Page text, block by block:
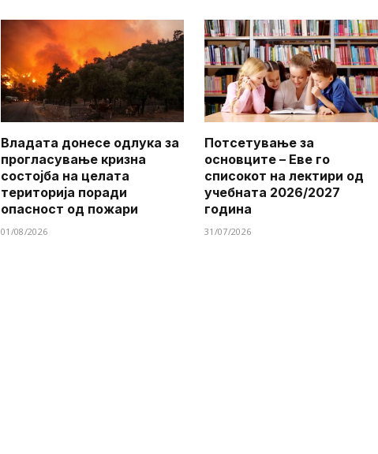
Владата донесе одлука за
прогласување кризна
состојба на целата
територија поради
опасност од пожари
01/08/2026
Потсетување за
основците – Еве го
списокот на лектири од
учебната 2026/2027
година
31/07/2026